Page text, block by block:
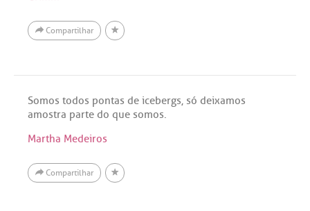
Compartilhar
Somos todos pontas de icebergs, só deixamos
amostra parte do que somos.
Martha Medeiros
Compartilhar